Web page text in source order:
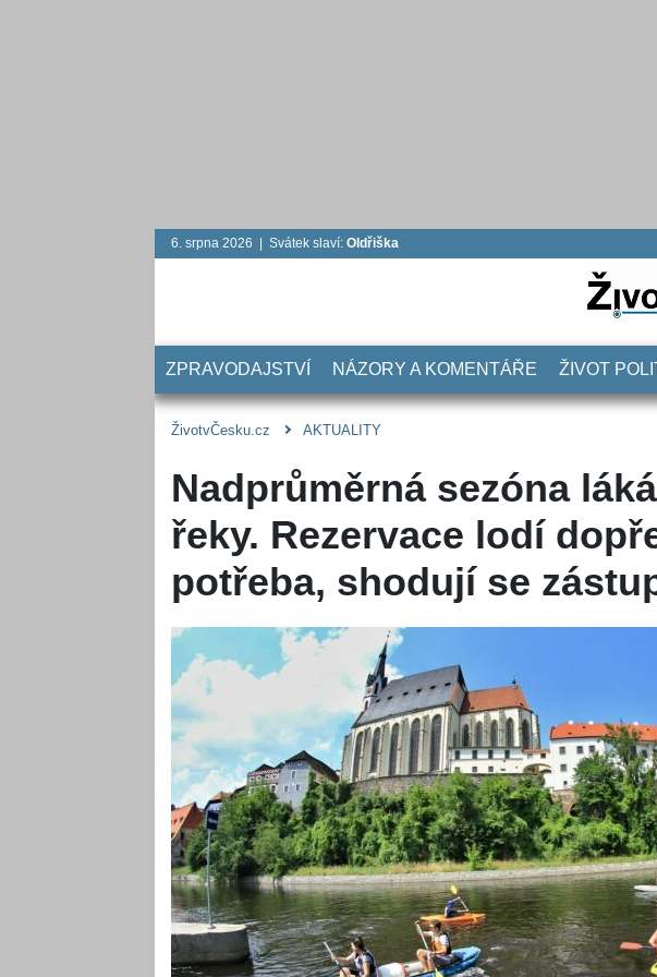
6. srpna 2026 | Svátek slaví: Oldřiška
ZPRAVODAJSTVÍ NÁZORY A KOMENTÁŘE ŽIVOT
ŽivotvČesku.cz AKTUALITY
Nadprůměrná sezóna
řeky. Rezervace lodí
potřeba, shodují se